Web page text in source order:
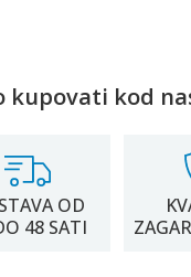
kupovati kod
OD
48 SATI